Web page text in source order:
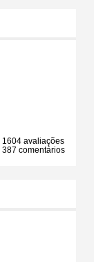
1604 avaliações
387 comentários